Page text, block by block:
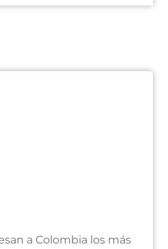
a Colombia los más